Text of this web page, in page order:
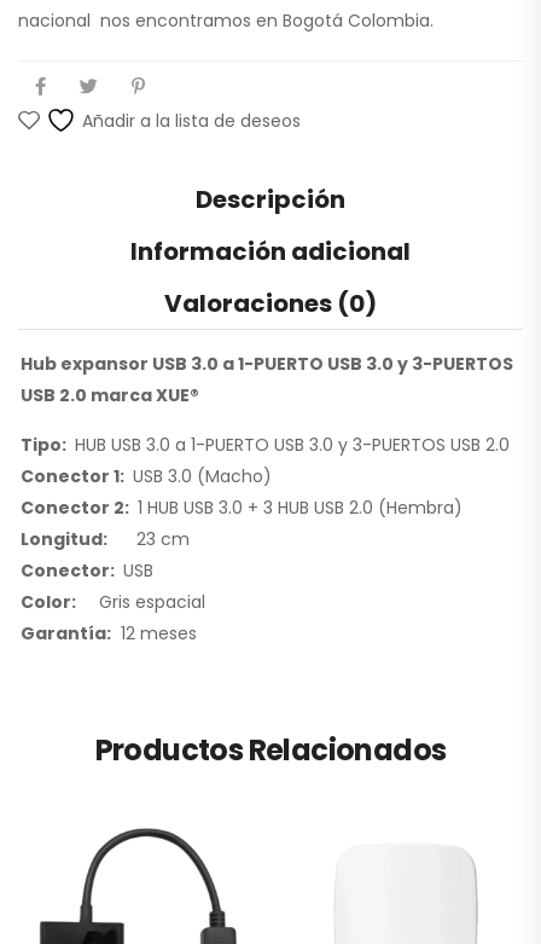
nacional nos encontramos en Bogotá Colombia.
Añadir a la lista de deseos
Descripción
Información adicional
Valoraciones (0)
Hub expansor USB 3.0 a 1-PUERTO USB 3.0 y 3-PUERTOS
USB 2.0 marca XUE®
Tipo: HUB USB 3.0 a 1-PUERTO USB 3.0 y 3-PUERTOS USB 2.0
Conector 1: USB 3.0 (Macho)
Conector 2: 1 HUB USB 3.0 + 3 HUB USB 2.0 (Hembra)
Longitud: 23 cm
Conector: USB
Color:
Gris espacial
Garantía: 12 meses
Productos Relacionados